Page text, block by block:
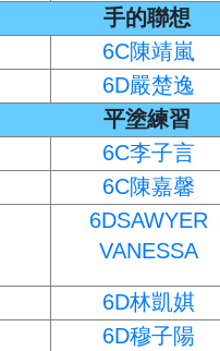
手的聯想
6C陳靖嵐
6D嚴楚逸
平塗練習
6C李子言
6C陳嘉馨
6DSAWYER
VANESSA
6D林凱娸
6D穆子陽